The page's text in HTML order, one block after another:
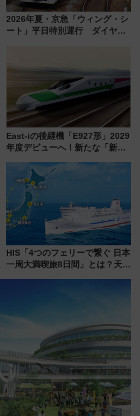
2026年夏・京急「ウィング・シ
ート」平日特別運行 ダイヤ・
East-iの後継機「E927形」2029
年度デビューへ！新たな「新幹
説【JR東日本】
HIS「4つのフェリーで繋ぐ 日本
一周大満喫旅8日間」とは？天橋